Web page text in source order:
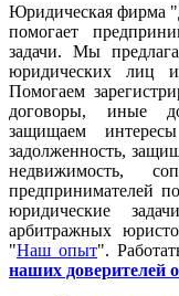
Юридическая фирма
помогает
задачи. Мы
юридических лиц и
Помогаем
договоры, иные
защищаем
задолженность,
недвижимость,
предпринимателей
юридические
арбитражных
"Наш опыт".
наших доверителей